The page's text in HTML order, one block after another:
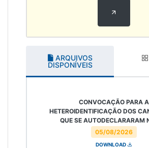
ARQUIVOS
DISPONÍVEIS
05/08/2026
CONVOCAÇÃO PARA A
HETEROIDENTIFICAÇÃO DOS
QUE SE AUTODECLARARAM
DOWNLOAD